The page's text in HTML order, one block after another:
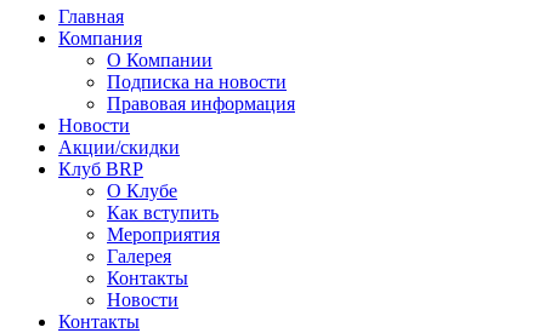
Главная
Компания
О Компании
Подписка на новости
Правовая информация
Новости
Акции/скидки
Клуб BRP
О Клубе
Как вступить
Мероприятия
Галерея
Контакты
Новости
Контакты